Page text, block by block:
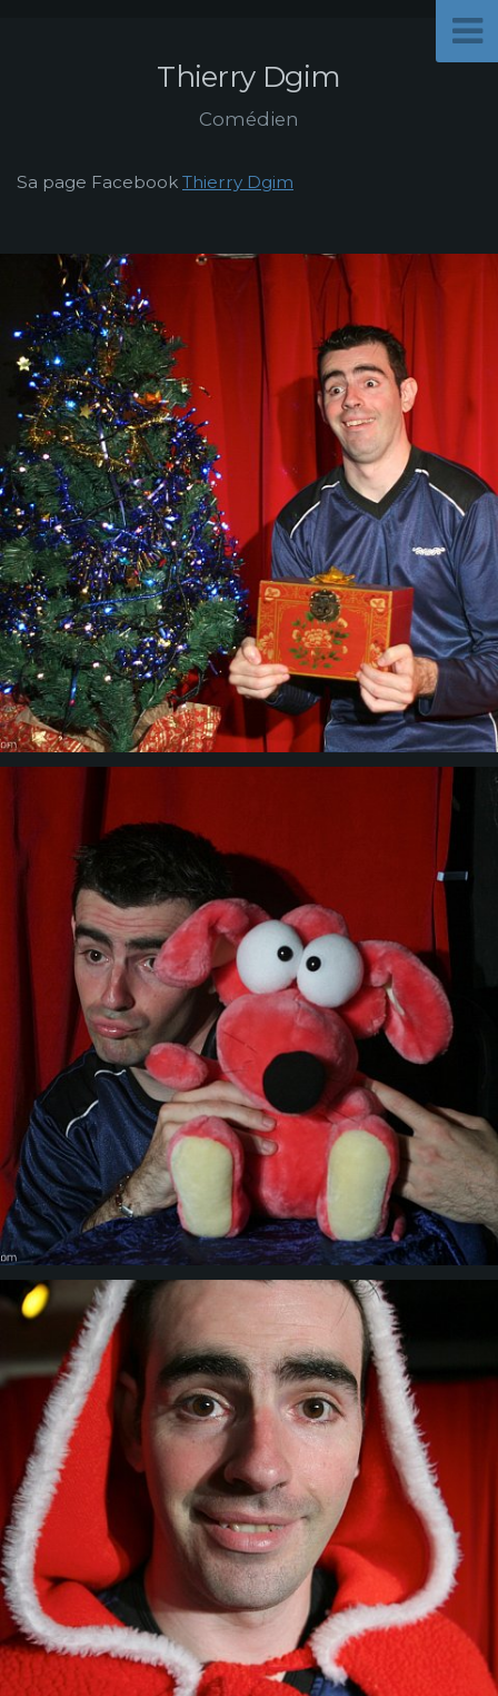
Thierry Dgim
Comédien
Sa page Facebook Thierry Dgim